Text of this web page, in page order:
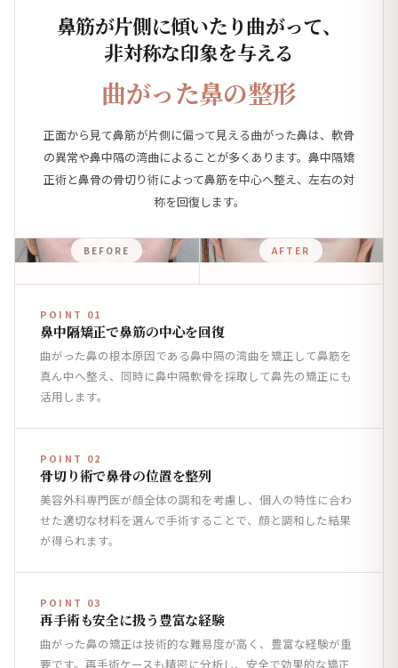
鼻筋が片側に傾いたり曲がって、
非対称な印象を与える
曲がった鼻の整形
正面から見て鼻筋が片側に偏って見える曲がった鼻は、軟骨
の異常や鼻中隔の湾曲によることが多くあります。鼻中隔矯
正術と鼻骨の骨切り術によって鼻筋を中心へ整え、左右の対
称を回復します。
BEFORE AFTER
POINT 01
鼻中隔矯正で鼻筋の中心を回復
曲がった鼻の根本原因である鼻中隔の湾曲を矯正して鼻筋を
真ん中へ整え、同時に鼻中隔軟骨を採取して鼻先の矯正にも
活用します。
POINT 02
骨切り術で鼻骨の位置を整列
美容外科専門医が顔全体の調和を考慮し、個人の特性に合わ
せた適切な材料を選んで手術することで、顔と調和した結果
が得られます。
POINT 03
再手術も安全に扱う豊富な経験
曲がった鼻の矯正は技術的な難易度が高く、豊富な経験が重
要です。再手術ケースも精密に分析し、安全で効果的な矯正